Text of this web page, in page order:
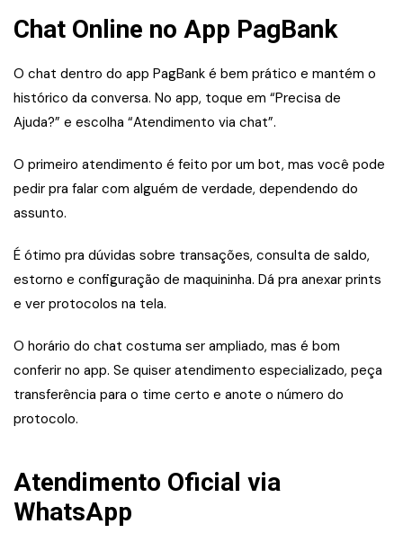
Chat Online no App PagBank
O chat dentro do app PagBank é bem prático e mantém o
histórico da conversa. No app, toque em “Precisa de
Ajuda?” e escolha “Atendimento via chat”.
O primeiro atendimento é feito por um bot, mas você pode
pedir pra falar com alguém de verdade, dependendo do
assunto.
É ótimo pra dúvidas sobre transações, consulta de saldo,
estorno e configuração de maquininha. Dá pra anexar prints
e ver protocolos na tela.
O horário do chat costuma ser ampliado, mas é bom
conferir no app. Se quiser atendimento especializado, peça
transferência para o time certo e anote o número do
protocolo.
Atendimento Oficial via
WhatsApp